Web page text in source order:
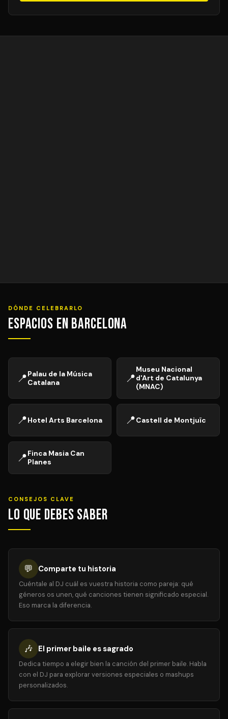
DÓNDE CELEBRARLO
Espacios en Barcelona
📍Palau de la Música
Catalana
📍
Museu Nacional
d'Art de Catalunya
(MNAC)
📍Hotel Arts Barcelona 📍Castell de Montjuïc
📍Finca Masia Can
Planes
CONSEJOS CLAVE
Lo que debes saber
💬 Comparte tu historia
Cuéntale al DJ cuál es vuestra historia como pareja: qué
géneros os unen, qué canciones tienen significado especial.
Eso marca la diferencia.
🎶 El primer baile es sagrado
Dedica tiempo a elegir bien la canción del primer baile. Habla
con el DJ para explorar versiones especiales o mashups
personalizados.